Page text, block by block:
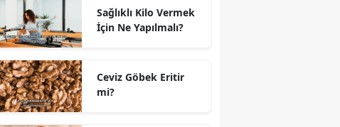
Sağlıklı Kilo Vermek
İçin Ne Yapılmalı?
Ceviz Göbek Eritir
mi?